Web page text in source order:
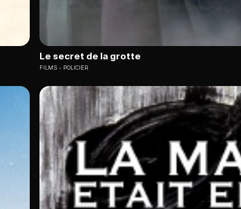
Le secret de la grotte
FILMS POLICIER